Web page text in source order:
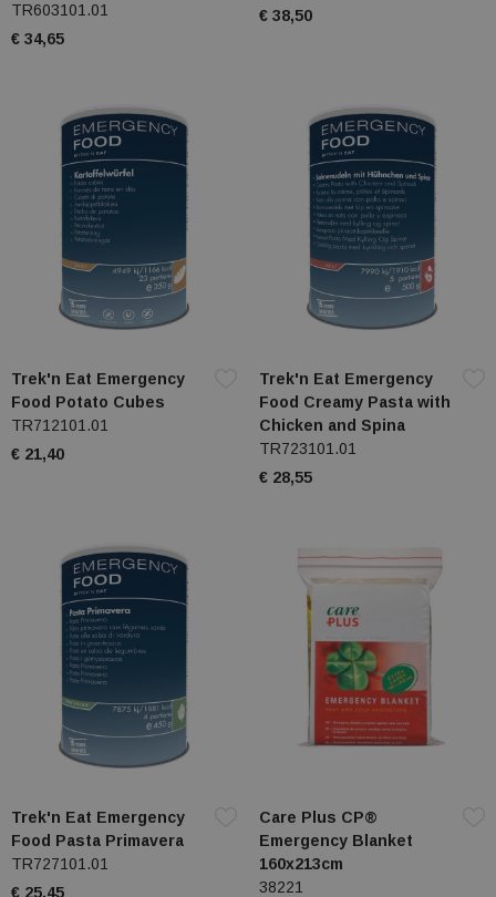
TR603101.01
€ 34,65
€ 38,50
Trek'n Eat Emergency
Food Potato Cubes
TR712101.01
€ 21,40
Trek'n Eat Emergency
Food Creamy Pasta with
Chicken and Spina
TR723101.01
€ 28,55
Trek'n Eat Emergency
Food Pasta Primavera
TR727101.01
€ 25,45
Care Plus CP®
Emergency Blanket
160x213cm
38221